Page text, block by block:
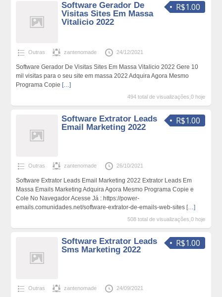
R$1.00
Software Gerador De
Visitas Sites Em Massa
Vitalicio 2022
Outras zantenomade 24/12/2021
Software Gerador De Visitas Sites Em Massa Vitalicio 2022 Gere 10
mil visitas para o seu site em massa 2022 Adquira Agora Mesmo
Programa Copie […]
494 total de visualizações,0 hoje
R$1.00
Software Extrator Leads
Email Marketing 2022
Outras zantenomade 26/10/2021
Software Extrator Leads Email Marketing 2022 Extrator Leads Em
Massa Emails Marketing Adquira Agora Mesmo Programa Copie e
Cole No Navegador Acesse Já : https://power-
emails.comunidades.net/software-extrator-de-emails-web-sites […]
508 total de visualizações,0 hoje
R$1.00
Software Extrator Leads
Sms Marketing 2022
Outras zantenomade 24/09/2021